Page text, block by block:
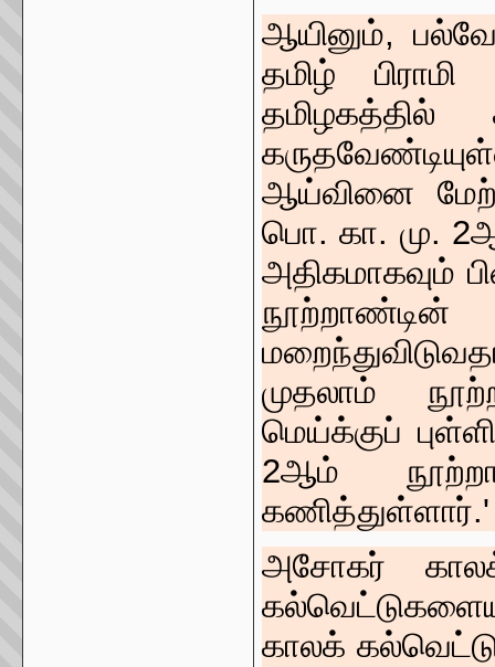
ஆயினும்,
தமிழ்
தமிழகத்தில்
ஆய்வினை
பொ. கா. மு.
அதிகமாகவும்
நூற்றாண்டின்
முதலாம்
மெய்க்குப்
2ஆம்
அசோகர் காலக்
காலக்